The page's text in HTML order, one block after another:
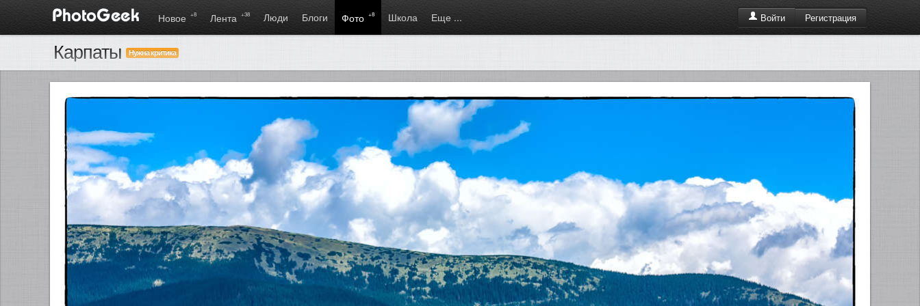
Войти Регистрация
Новое +8 Лента +38 Люди Блоги Фото +8 Школа Еще ...
Карпаты Нужна критика